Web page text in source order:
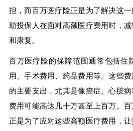
担，而百万医疗险正是为了解决这
助投保人在面对高额医疗费用时，
和康复。
百万医疗险的保障范围通常包括住
用、手术费用、药品费用等。这些
的主要支出，尤其是像癌症、心脏
费用可能高达几十万甚至上百万。
正是为了应对这些高额医疗费用，